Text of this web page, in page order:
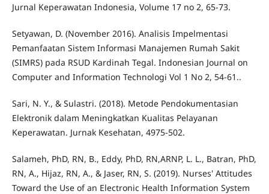
Jurnal Keperawatan Indonesia, Volume 17 no 2, 65-73.
Setyawan, D. (November 2016). Analisis Impelmentasi
Pemanfaatan Sistem Informasi Manajemen Rumah Sakit
(SIMRS) pada RSUD Kardinah Tegal. Indonesian Journal on
Computer and Information Technologi Vol 1 No 2, 54-61..
Sari, N. Y., & Sulastri. (2018). Metode Pendokumentasian
Elektronik dalam Meningkatkan Kualitas Pelayanan
Keperawatan. Jurnak Kesehatan, 4975-502.
Salameh, PhD, RN, B., Eddy, PhD, RN,ARNP, L. L., Batran, PhD,
RN, A., Hijaz, RN, A., & Jaser, RN, S. (2019). Nurses' Attitudes
Toward the Use of an Electronic Health Information System